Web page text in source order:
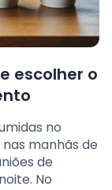
escolher o
no
manhãs de
de
No